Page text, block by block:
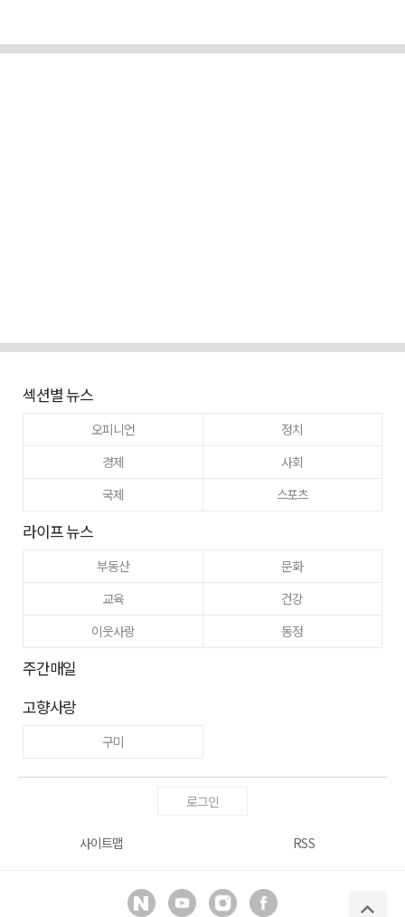
섹션별 뉴스
오피니언
정치
경제
사회
국제
스포츠
라이프 뉴스
부동산
문화
교육
건강
이웃사랑
동정
주간매일
고향사랑
구미
로그인
사이트맵 RSS